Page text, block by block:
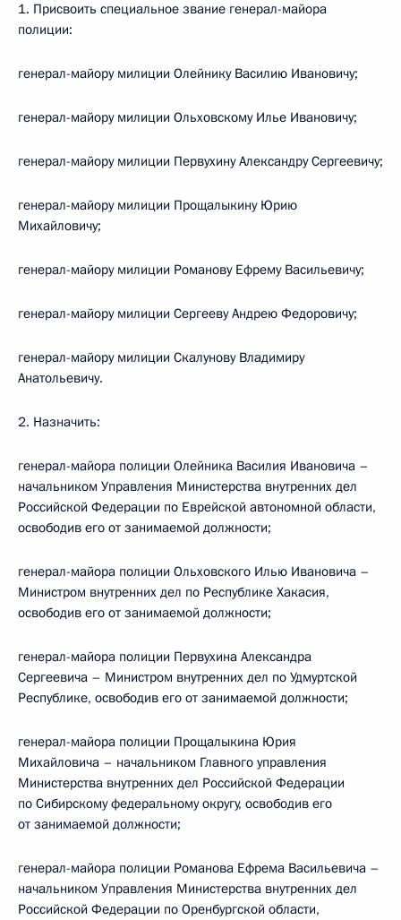
1. Присвоить специальное звание генерал-майора
полиции:
генерал-майору милиции Олейнику Василию Ивановичу;
генерал-майору милиции Ольховскому Илье Ивановичу;
генерал-майору милиции Первухину Александру Сергеевичу;
генерал-майору милиции Прощалыкину Юрию
Михайловичу;
генерал-майору милиции Романову Ефрему Васильевичу;
генерал-майору милиции Сергееву Андрею Федоровичу;
генерал-майору милиции Скалунову Владимиру
Анатольевичу.
2. Назначить:
генерал-майора полиции Олейника Василия Ивановича –
начальником Управления Министерства внутренних дел
Российской Федерации по Еврейской автономной области,
освободив его от занимаемой должности;
генерал-майора полиции Ольховского Илью Ивановича –
Министром внутренних дел по Республике Хакасия,
освободив его от занимаемой должности;
генерал-майора полиции Первухина Александра
Сергеевича – Министром внутренних дел по Удмуртской
Республике, освободив его от занимаемой должности;
генерал-майора полиции Прощалыкина Юрия
Михайловича – начальником Главного управления
Министерства внутренних дел Российской Федерации
по Сибирскому федеральному округу, освободив его
от занимаемой должности;
генерал-майора полиции Романова Ефрема Васильевича –
начальником Управления Министерства внутренних дел
Российской Федерации по Оренбургской области,